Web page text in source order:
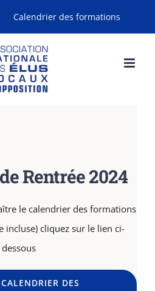
Calendrier des formations
Rentrée 2024
le calendrier des formations
incluse) cliquez sur le lien ci-
dessous
DES